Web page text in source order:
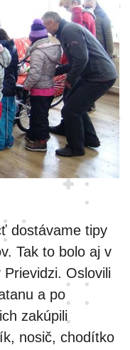
dostávame tipy
Tak to bolo aj v
Oslovili
a po
zakúpili
nosič, chodítko